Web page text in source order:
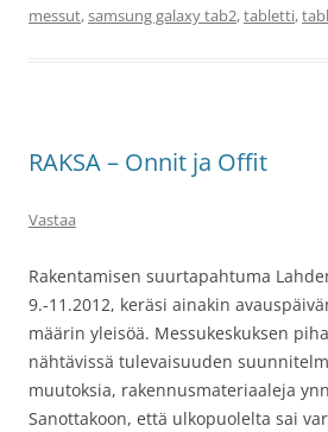
messut,samsung galaxy tab2,tabletti,
RAKSA – Onnit ja Offit
Vastaa
Rakentamisen suurtapahtuma
9.-11.2012, keräsi ainakin
määrin yleisöä. Messukeskuksen
nähtävissä tulevaisuuden
muutoksia, rakennusmateriaaleja
Sanottakoon, että ulkopuolelta sai